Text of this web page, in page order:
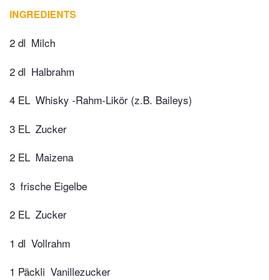
INGREDIENTS
2 dl Milch
2 dl Halbrahm
4 EL Whisky -Rahm-Likör (z.B. Baileys)
3 EL Zucker
2 EL Maizena
3 frische Eigelbe
2 EL Zucker
1 dl Vollrahm
1 Päckli Vanillezucker